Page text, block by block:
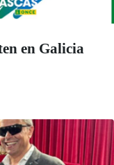
en Galicia